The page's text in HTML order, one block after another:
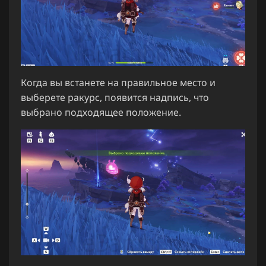
Когда вы встанете на правильное место и
выберете ракурс, появится надпись, что
выбрано подходящее положение.